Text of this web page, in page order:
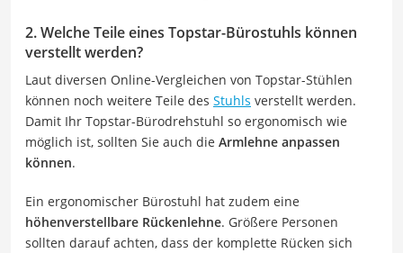
2. Welche Teile eines Topstar-Bürostuhls können
verstellt werden?
Laut diversen Online-Vergleichen von Topstar-Stühlen
können noch weitere Teile des Stuhls verstellt werden.
Damit Ihr Topstar-Bürodrehstuhl so ergonomisch wie
möglich ist, sollten Sie auch die Armlehne anpassen
können.
Ein ergonomischer Bürostuhl hat zudem eine
höhenverstellbare Rückenlehne. Größere Personen
sollten darauf achten, dass der komplette Rücken sich